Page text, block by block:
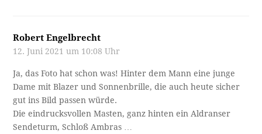
Robert Engelbrecht
12. Juni 2021 um 10:08 Uhr
Ja, das Foto hat schon was! Hinter dem Mann eine junge
Dame mit Blazer und Sonnenbrille, die auch heute sicher
gut ins Bild passen würde.
Die eindrucksvollen Masten, ganz hinten ein Aldranser
Sendeturm, Schloß Ambras …